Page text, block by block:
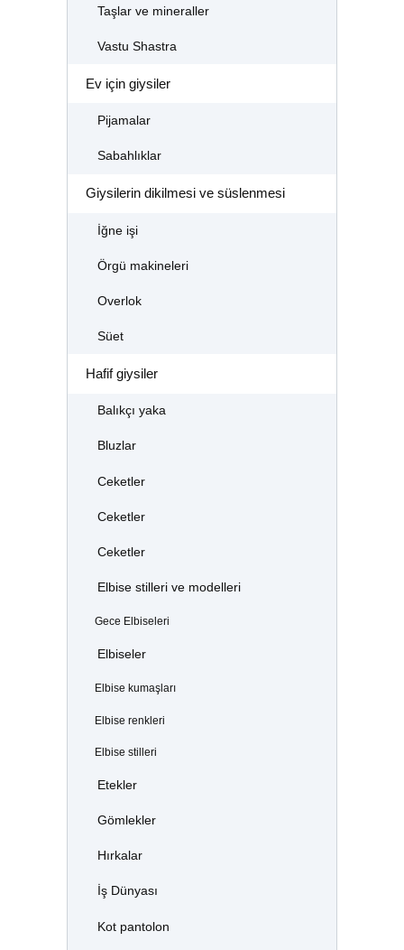
Taşlar ve mineraller
Vastu Shastra
Ev için giysiler
Pijamalar
Sabahlıklar
Giysilerin dikilmesi ve süslenmesi
İğne işi
Örgü makineleri
Overlok
Süet
Hafif giysiler
Balıkçı yaka
Bluzlar
Ceketler
Ceketler
Ceketler
Elbise stilleri ve modelleri
Gece Elbiseleri
Elbiseler
Elbise kumaşları
Elbise renkleri
Elbise stilleri
Etekler
Gömlekler
Hırkalar
İş Dünyası
Kot pantolon